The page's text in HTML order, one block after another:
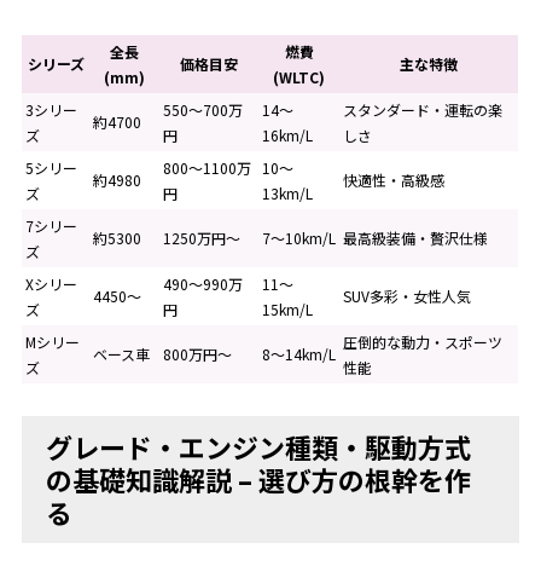
シリーズ
全長
(mm)
価格目安
燃費
(WLTC)
主な特徴
3シリー
ズ
約4700
550～700万
円
14～
16km/L
スタンダード・運転の楽
しさ
5シリー
ズ
約4980
800～1100万
円
10～
13km/L
快適性・高級感
7シリー
ズ
約5300 1250万円～ 7～10km/L 最高級装備・贅沢仕様
Xシリー
ズ
4450～
490～990万
円
11～
15km/L
SUV多彩・女性人気
Mシリー
ズ
ベース車 800万円～ 8～14km/L
圧倒的な動力・スポーツ
性能
グレード・エンジン種類・駆動方式
の基礎知識解説 – 選び方の根幹を作
る